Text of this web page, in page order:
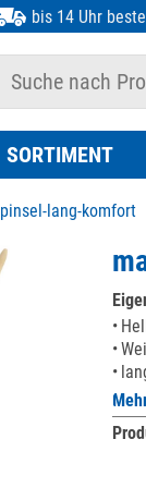
bis 14 Uhr
SORTIMENT
lang-komfort